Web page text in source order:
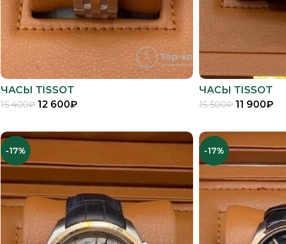
ЧАСЫ TISSOT
15 400₽ 12 600₽
ЧАСЫ TISSOT
15 500₽ 11 900₽
-17% -17%